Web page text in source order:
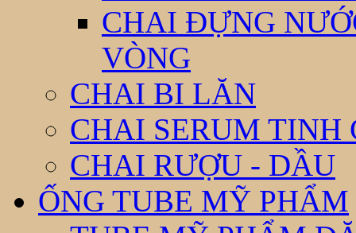
CHAI ĐỰNG
VÒNG
CHAI BI LĂN
CHAI SERUM TINH
CHAI RƯỢU - DẦU
ỐNG TUBE MỸ PHẨM